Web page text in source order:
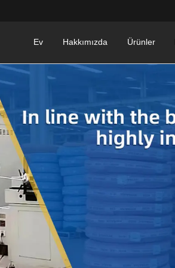
Ev Hakkımızda Ürünler